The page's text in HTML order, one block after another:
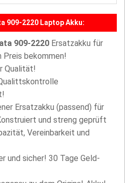
909-2220 Laptop Akku:
909-2220 Ersatzakku für
Preis bekommen!
Qualität!
Ersatzakku (passend) für
und streng geprüft
Vereinbarkeit und
und sicher! 30 Tage Geld-